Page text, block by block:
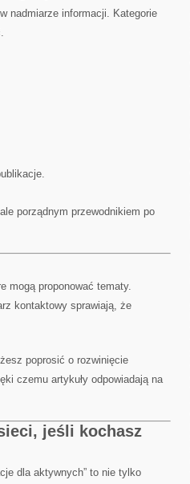
nadmiarze informacji. Kategorie
porządnym przewodnikiem po
mogą proponować tematy.
kontaktowy sprawiają, że
poprosić o rozwinięcie
czemu artykuły odpowiadają na
jeśli kochasz
dla aktywnych” to nie tylko